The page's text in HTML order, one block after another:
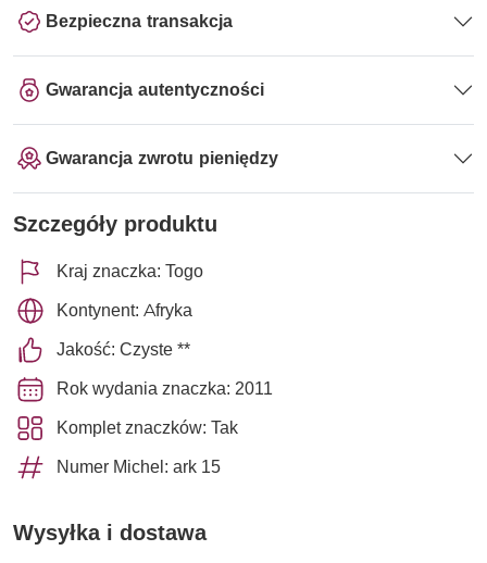
Bezpieczna transakcja
Gwarancja autentyczności
Gwarancja zwrotu pieniędzy
Szczegóły produktu
Kraj znaczka: Togo
Kontynent: Afryka
Jakość: Czyste **
Rok wydania znaczka: 2011
Komplet znaczków: Tak
Numer Michel: ark 15
Wysyłka i dostawa